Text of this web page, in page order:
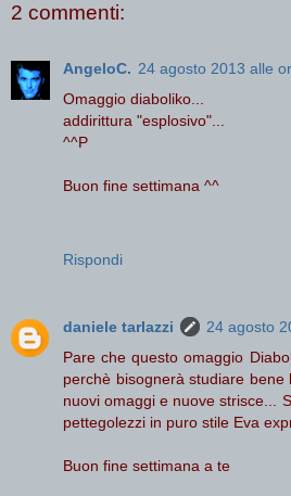
2 commenti:
AngeloC. 24 agosto 2013 alle
Omaggio diaboliko...
addirittura "esplosivo"...
^^P
Buon fine settimana ^^
Rispondi
daniele tarlazzi
24 agosto
Pare che questo omaggio
perchè bisognerà studiare
nuovi omaggi e nuove strisce...
pettegolezzi in puro stile Eva
Buon fine settimana a te